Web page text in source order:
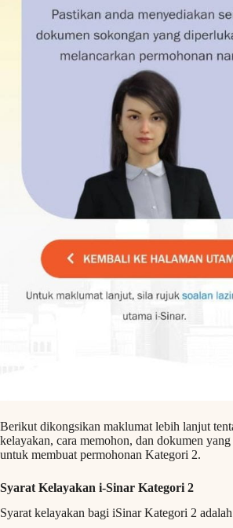
Berikut dikongsikan maklumat lebih lanjut
kelayakan, cara memohon, dan dokumen
untuk membuat permohonan Kategori 2.
Syarat Kelayakan i-Sinar Kategori 2
Syarat kelayakan bagi iSinar Kategori 2